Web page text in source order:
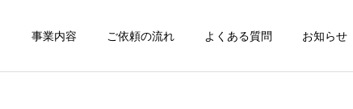
事業内容 ご依頼の流れ よくある質問 お知らせ